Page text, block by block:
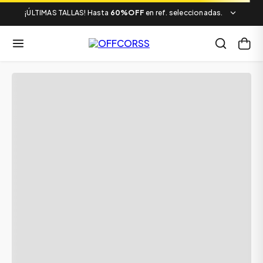
¡ÚLTIMAS TALLAS! Hasta 60%OFF en ref. seleccionadas.